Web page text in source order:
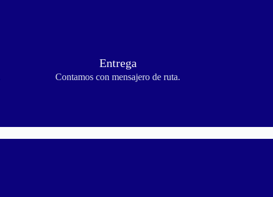
Entrega
Contamos con mensajero de ruta.